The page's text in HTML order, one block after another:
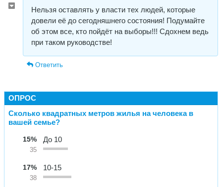
Нельзя оставлять у власти тех людей, которые
довели её до сегодняшнего состояния! Подумайте
об этом все, кто пойдёт на выборы!!! Сдохнем ведь
при таком руководстве!
Ответить
ОПРОС
Сколько квадратных метров жилья на человека в
вашей семье?
15%
35
До 10
17%
38
10-15